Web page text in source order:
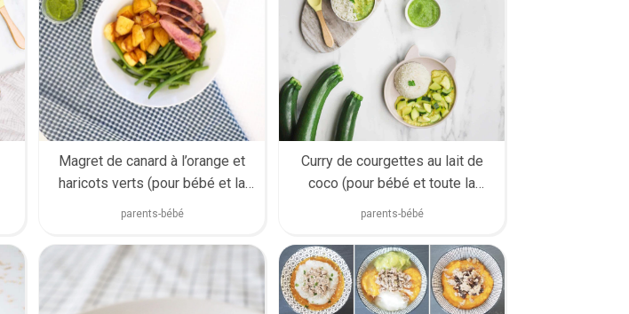
Magret de canard à l’orange et
haricots verts (pour bébé et la
famille)
parents-bébé
Curry de courgettes au lait de
coco (pour bébé et toute la
famille)
parents-bébé